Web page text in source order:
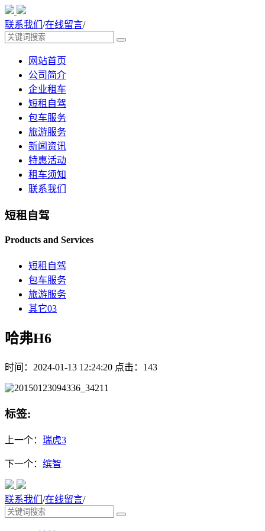
联系我们 /在线留言/
网站首页
公司简介
企业租车
短租自驾
包车服务
旅游服务
新闻资讯
特惠活动
租车须知
联系我们
短租自驾
Products and Services
短租自驾
包车服务
旅游服务
其它03
哈弗H6
时间：2024-01-13 12:24:20 点击：143
标签:
上一个： 瑞虎3
下一个： 缤智
联系我们 /在线留言/